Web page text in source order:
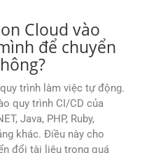
Cloud vào
để chuyển
trình làm việc tự động.
quy trình CI/CD của
Java, PHP, Ruby,
khác. Điều này cho
đổi tài liệu trong quá